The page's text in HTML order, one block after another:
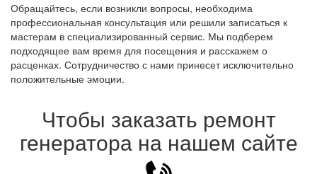
Обращайтесь, если возникли вопросы, необходима
профессиональная консультация или решили записаться к
мастерам в специализированный сервис. Мы подберем
подходящее вам время для посещения и расскажем о
расценках. Сотрудничество с нами принесет исключительно
положительные эмоции.
Чтобы заказать ремонт
генератора на нашем сайте